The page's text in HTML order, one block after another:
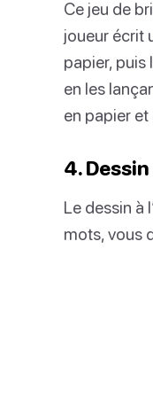
Ce jeu de
joueur écrit
papier, puis
en les
en papier et
4.
Le dessin à
mots, vous